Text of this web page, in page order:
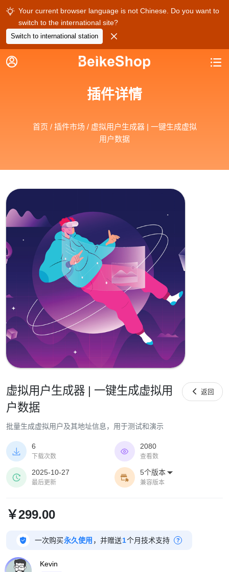
 Your current browser language is not Chinese. Do you want to
switch to the international site?
Switch to international station 
 
插件详情
首页 / 插件市场 / 虚拟用户生成器 | 一键生成虚拟
用户数据
虚拟用户生成器 | 一键生成虚拟用
户数据
批量生成虚拟用户及其地址信息，用于测试和演示
 返回

6
下载次数

2080
查看数

2025-10-27
最后更新

5个版本 
兼容版本
￥299.00
 一次购买永久使用 ，并赠送1个月技术支持 ?
Kevin